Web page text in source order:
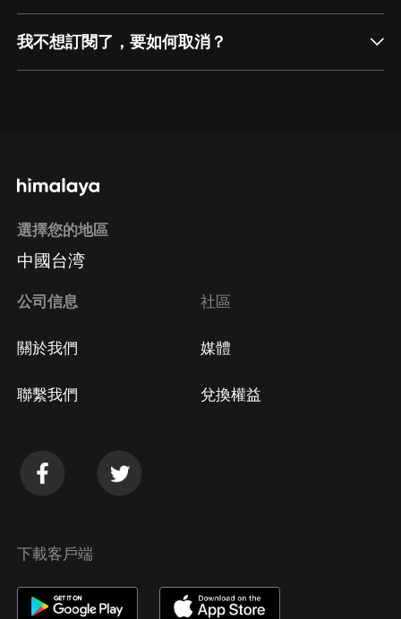
我不想訂閱了，要如何取消？
方法 Google Play取消訂閱方法
選擇您的地區
中國台湾
公司信息
關於我們
聯繫我們
社區
媒體
兌換權益
下載客戶端